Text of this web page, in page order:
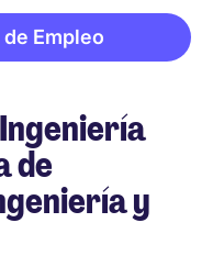
Empleo
de
y